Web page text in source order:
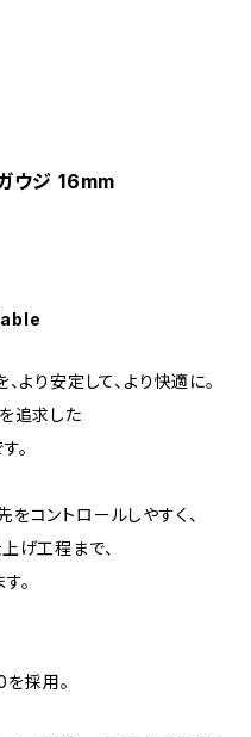
ウジ 16mm
より安定して、より快適に。
追求した
。
コントロールしやすく、
げ工程まで、
。
採用。